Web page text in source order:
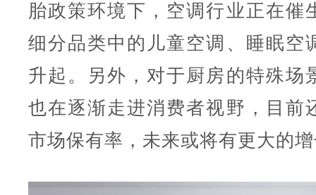
胎政策环境下，空调行业正在催
细分品类中的儿童空调、睡眠空
升起。另外，对于厨房的特殊场
也在逐渐走进消费者视野，目前
市场保有率，未来或将有更大的